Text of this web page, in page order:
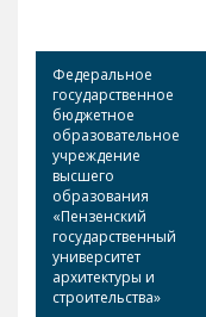
Федеральное
государственное
бюджетное
образовательное
учреждение
высшего
образования
«Пензенский
государственный
университет
архитектуры и
строительства»